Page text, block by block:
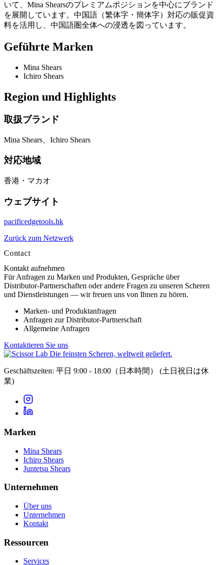
いて、Mina Shearsのプレミアムポジションを中心にブランド
を展開しています。中国語（繁体字・簡体字）対応の販促資
料を活用し、中国語圏全体への浸透を図っています。
Geführte Marken
Mina Shears
Ichiro Shears
Region und Highlights
取扱ブランド
Mina Shears、Ichiro Shears
対応地域
香港・マカオ
ウェブサイト
pacificedgetools.hk
Zurück zum Netzwerk
Contact
Kontakt aufnehmen
Für Anfragen zu Marken und Produkten, Gespräche über
Distributor-Partnerschaften oder andere Fragen zu unseren Scheren
und Dienstleistungen — wir freuen uns von Ihnen zu hören.
Marken- und Produktanfragen
Anfragen zur Distributor-Partnerschaft
Allgemeine Anfragen
Kontaktieren Sie uns
Die feinsten Scheren, weltweit geliefert.
Geschäftszeiten: 平日 9:00 - 18:00（日本時間） (土日祝日は休
業)
Marken
Mina Shears
Ichiro Shears
Juntetsu Shears
Unternehmen
Über uns
Unternehmen
Kontakt
Ressourcen
Services